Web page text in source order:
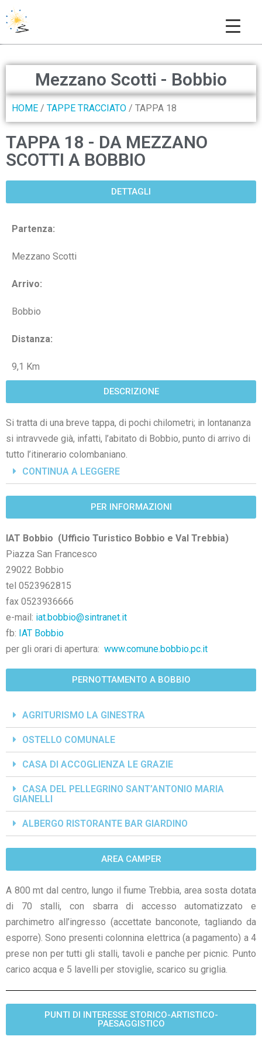
THE COLUMBAN WAY
Mezzano Scotti - Bobbio
HOME / TAPPE TRACCIATO / TAPPA 18
TAPPA 18 - DA MEZZANO
SCOTTI A BOBBIO
DETTAGLI
Partenza:
Mezzano Scotti
Arrivo:
Bobbio
Distanza:
9,1 Km
DESCRIZIONE
Si tratta di una breve tappa, di pochi chilometri; in lontananza
si intravvede già, infatti, l’abitato di Bobbio, punto di arrivo di
tutto l’itinerario colombaniano.
CONTINUA A LEGGERE
PER INFORMAZIONI
IAT Bobbio (Ufficio Turistico Bobbio e Val Trebbia)
Piazza San Francesco
29022 Bobbio
tel 0523962815
fax 0523936666
e-mail: iat.bobbio@sintranet.it
fb: IAT Bobbio
per gli orari di apertura: www.comune.bobbio.pc.it
PERNOTTAMENTO A BOBBIO
AGRITURISMO LA GINESTRA
OSTELLO COMUNALE
CASA DI ACCOGLIENZA LE GRAZIE
CASA DEL PELLEGRINO SANT’ANTONIO MARIA
GIANELLI
ALBERGO RISTORANTE BAR GIARDINO
AREA CAMPER
A 800 mt dal centro, lungo il fiume Trebbia, area sosta dotata
di 70 stalli, con sbarra di accesso automatizzato e
parchimetro all’ingresso (accettate banconote, tagliando da
esporre). Sono presenti colonnina elettrica (a pagamento) a 4
prese non per tutti gli stalli, tavoli e panche per picnic. Punto
carico acqua e 5 lavelli per stoviglie, scarico su griglia.
PUNTI DI INTERESSE STORICO-ARTISTICO-
PAESAGGISTICO